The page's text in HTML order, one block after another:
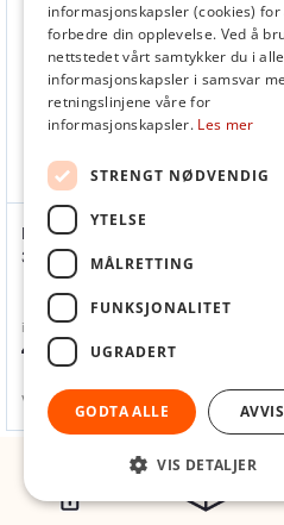
Kjøp
30,5m. 250g
inkl. mva
4 879,-
Varenr
informasjonskapsler (cookies) for
forbedre din opplevelse. Ved å
nettstedet vårt samtykker du i alle
informasjonskapsler i samsvar
retningslinjene våre for
informasjonskapsler. Les mer
STRENGT NØDVENDIG
YTELSE
MÅLRETTING
FUNKSJONALITET
UGRADERT
GODTA ALLE
VIS DETALJER